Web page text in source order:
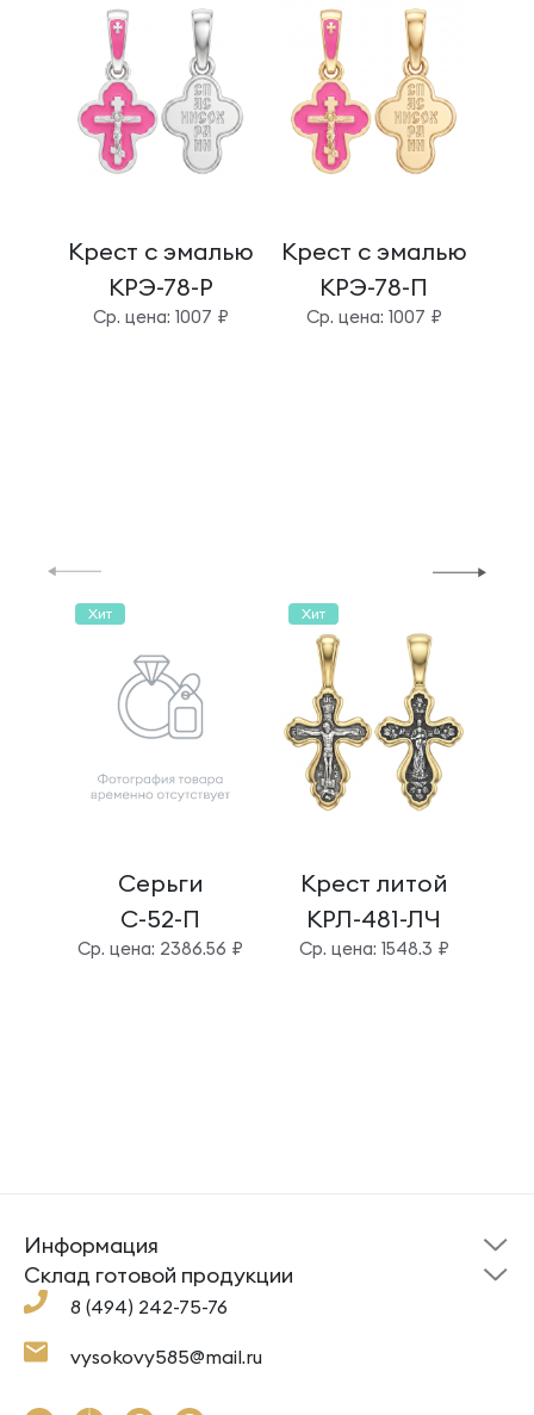
Крест с эмалью
КРЭ-78-Р
Cр. цена: 1007 ₽
Крест с эмалью
КРЭ-78-П
Cр. цена: 1007 ₽
Хит
Серьги
С-52-П
Cр. цена: 2386.56 ₽
Хит
Крест литой
КРЛ-481-ЛЧ
Cр. цена: 1548.3 ₽
8 (494) 242-75-76
vysokovy585@mail.ru
Информация
Склад готовой
продукции
Под заказ
О компании
Помощь
Cклад готовой продукции
Кресты
Кольца
Подвески
Ложки
Крестильные наборы